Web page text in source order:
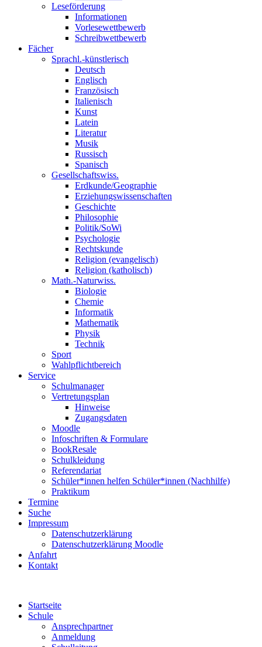
Leseförderung
Informationen
Vorlesewettbewerb
Schreibwettbewerb
Fächer
Sprachl.-künstlerisch
Deutsch
Englisch
Französisch
Italienisch
Kunst
Latein
Literatur
Musik
Russisch
Spanisch
Gesellschaftswiss.
Erdkunde/Geographie
Erziehungswissenschaften
Geschichte
Philosophie
Politik/SoWi
Psychologie
Rechtskunde
Religion (evangelisch)
Religion (katholisch)
Math.-Naturwiss.
Biologie
Chemie
Informatik
Mathematik
Physik
Technik
Sport
Wahlpflichtbereich
Service
Schulmanager
Vertretungsplan
Hinweise
Zugangsdaten
Moodle
Infoschriften & Formulare
BookResale
Schulkleidung
Referendariat
Schüler*innen helfen Schüler*innen (Nachhilfe)
Praktikum
Termine
Suche
Impressum
Datenschutzerklärung
Datenschutzerklärung Moodle
Anfahrt
Kontakt
Startseite
Schule
Ansprechpartner
Anmeldung